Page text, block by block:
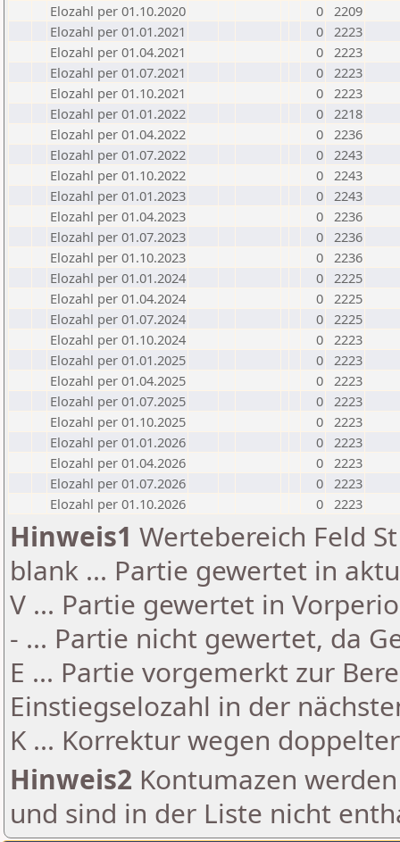
Elozahl per 01.10.2020
0 2209
Elozahl per 01.01.2021
0 2223
Elozahl per 01.04.2021
0 2223
Elozahl per 01.07.2021
0 2223
Elozahl per 01.10.2021
0 2223
Elozahl per 01.01.2022
0 2218
Elozahl per 01.04.2022
0 2236
Elozahl per 01.07.2022
0 2243
Elozahl per 01.10.2022
0 2243
Elozahl per 01.01.2023
0 2243
Elozahl per 01.04.2023
0 2236
Elozahl per 01.07.2023
0 2236
Elozahl per 01.10.2023
0 2236
Elozahl per 01.01.2024
0 2225
Elozahl per 01.04.2024
0 2225
Elozahl per 01.07.2024
0 2225
Elozahl per 01.10.2024
0 2223
Elozahl per 01.01.2025
0 2223
Elozahl per 01.04.2025
0 2223
Elozahl per 01.07.2025
0 2223
Elozahl per 01.10.2025
0 2223
Elozahl per 01.01.2026
0 2223
Elozahl per 01.04.2026
0 2223
Elozahl per 01.07.2026
0 2223
Elozahl per 01.10.2026
0 2223
Hinweis1 Wertebereich Feld
blank ... Partie gewertet in
V ... Partie gewertet in
- ... Partie nicht gewertet, da
E ... Partie vorgemerkt zur
Einstiegselozahl in der
K ... Korrektur wegen
Hinweis2 Kontumazen
und sind in der Liste nicht